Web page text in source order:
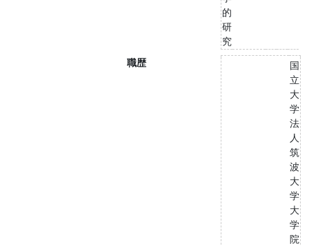
的
研
究
職歴
国
立
大
学
法
人
筑
波
大
学
大
学
院